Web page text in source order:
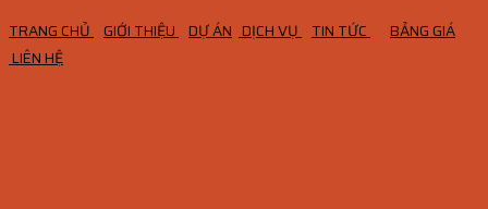
TRANG CHỦ GIỚI THIỆU DỰ ÁN DỊCH VỤ TIN TỨC
BẢNG GIÁ
LIÊN HỆ